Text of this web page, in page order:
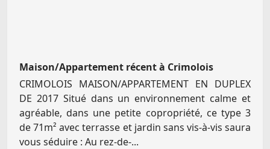
Maison/Appartement récent à Crimolois
CRIMOLOIS MAISON/APPARTEMENT EN DUPLEX
DE 2017 Situé dans un environnement calme et
agréable, dans une petite copropriété, ce type 3
de 71m² avec terrasse et jardin sans vis-à-vis saura
vous séduire : Au rez-de-...